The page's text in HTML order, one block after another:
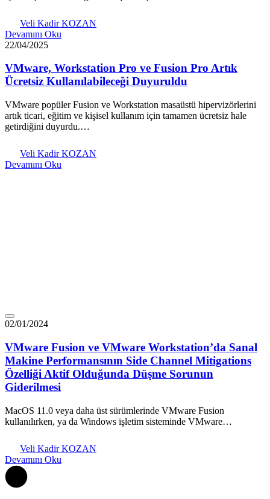
Veli Kadir KOZAN
Devamını Oku
22/04/2025
VMware, Workstation Pro ve Fusion Pro Artık
Ücretsiz Kullanılabileceği Duyuruldu
VMware popüler Fusion ve Workstation masaüstü hipervizörlerini
artık ticari, eğitim ve kişisel kullanım için tamamen ücretsiz hale
getirdiğini duyurdu.…
Veli Kadir KOZAN
Devamını Oku
02/01/2024
VMware Fusion ve VMware Workstation’da Sanal
Makine Performansının Side Channel Mitigations
Özelliği Aktif Olduğunda Düşme Sorunun
Giderilmesi
MacOS 11.0 veya daha üst sürümlerinde VMware Fusion
kullanılırken, ya da Windows işletim sisteminde VMware…
Veli Kadir KOZAN
Devamını Oku